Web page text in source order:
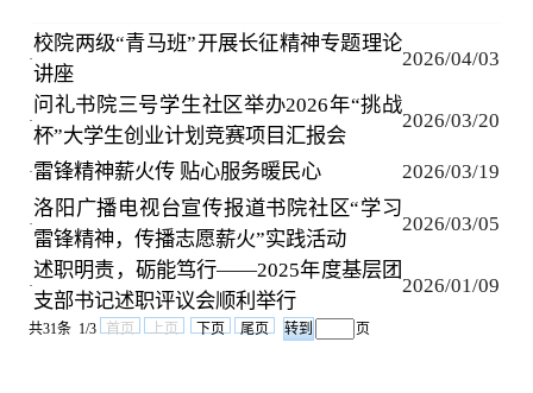
·
校院两级“青马班”开展长征精神专题理论
讲座
2026/04/03
·
问礼书院三号学生社区举办2026年“挑战
杯”大学生创业计划竞赛项目汇报会
2026/03/20
·雷锋精神薪火传 贴心服务暖民心 2026/03/19
·
洛阳广播电视台宣传报道书院社区“学习
雷锋精神，传播志愿薪火”实践活动
2026/03/05
·
述职明责，砺能笃行——2025年度基层团
支部书记述职评议会顺利举行
2026/01/09
共31条 1/3 首页 上页 下页 尾页 页